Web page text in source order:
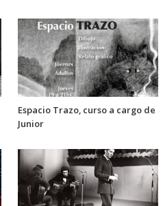
Espacio Trazo, curso a cargo de
Junior